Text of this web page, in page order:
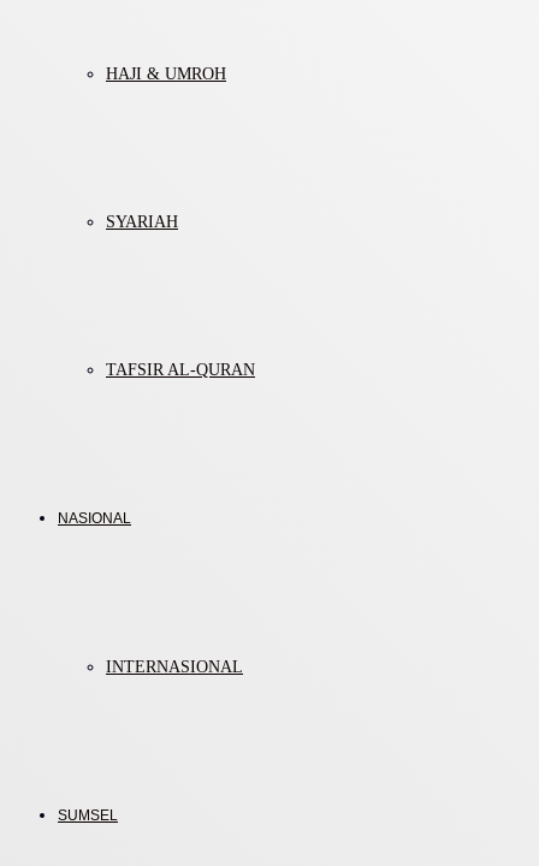
HAJI & UMROH
SYARIAH
TAFSIR AL-QURAN
NASIONAL
INTERNASIONAL
SUMSEL